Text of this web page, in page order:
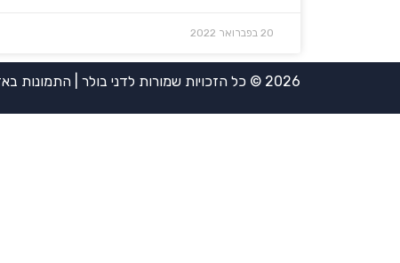
20 בפברואר 2022
2026 © כל הזכויות שמורות לדני בולר | התמונות באדיבות אירית ויינשטיין